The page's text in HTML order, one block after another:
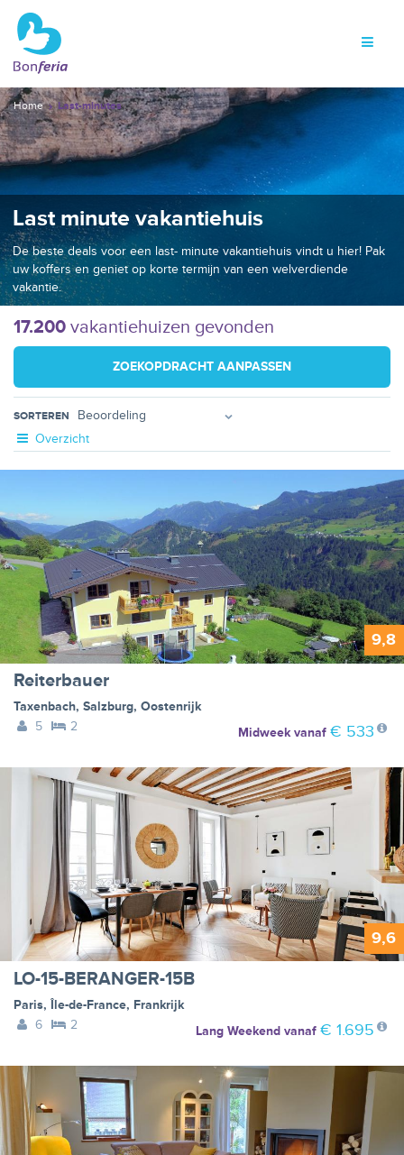
Home Last-minutes
Last minute vakantiehuis
De beste deals voor een last- minute vakantiehuis vindt u hier! Pak
uw koffers en geniet op korte termijn van een welverdiende
vakantie.
17.200 vakantiehuizen gevonden
ZOEKOPDRACHT AANPASSEN
SORTEREN
Overzicht
9,8
Reiterbauer
Taxenbach, Salzburg, Oostenrijk
5
2 Midweekvanaf € 533
9,6
LO-15-BERANGER-15B
Paris, Île-de-France, Frankrijk
6
2 Lang Weekendvanaf € 1.695